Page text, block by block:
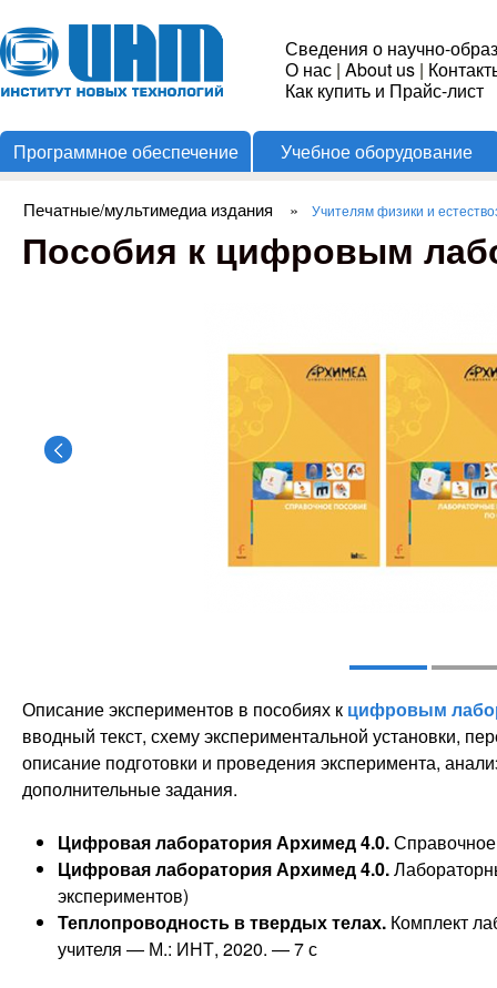
Институт
Новых
Технологий
Сведения о научно-
О нас | About us |
Как купить и Прайс-лист
Программное обеспечение Учебное оборудование
Вы здесь
Печатные/мультимедиа издания » Учителям физики и
Пособия к цифровым
Описание экспериментов в пособиях к цифровым
вводный текст, схему экспериментальной установки,
описание подготовки и проведения эксперимента,
дополнительные задания.
Цифровая лаборатория Архимед 4.0.
Цифровая лаборатория Архимед 4.0.
экспериментов)
Теплопроводность в твердых телах. Комплект
учителя — М.: ИНТ, 2020. — 7 с